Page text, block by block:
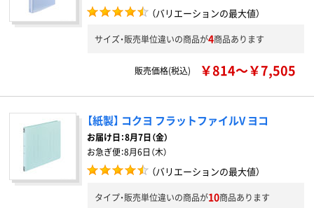
（バリエーションの最大値）
サイズ・販売単位違いの商品が4商品あります
販売価格(税込) ￥814～￥7,505
【紙製】 コクヨ フラットファイルV ヨコ
お届け日：8月7日（金）
お急ぎ便：8月6日（木）
（バリエーションの最大値）
タイプ・販売単位違いの商品が10商品あります